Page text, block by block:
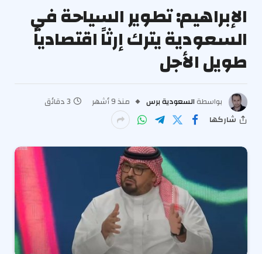
الإبراهيم: تطوير السياحة في
السعودية يترك إرثاً اقتصادياً
طويل الأجل
بواسطة السعودية برس منذ 9 أشهر
3 دقائق
شاركها